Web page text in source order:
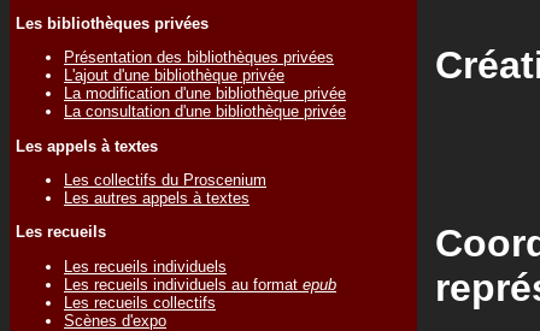
Les bibliothèques privées
Présentation des bibliothèques privées
L'ajout d'une bibliothèque privée
La modification d'une bibliothèque privée
La consultation d'une bibliothèque privée
Les appels à textes
Les collectifs du Proscenium
Les autres appels à textes
Les recueils
Les recueils individuels
Les recueils individuels au format epub
Les recueils collectifs
Scènes d'expo